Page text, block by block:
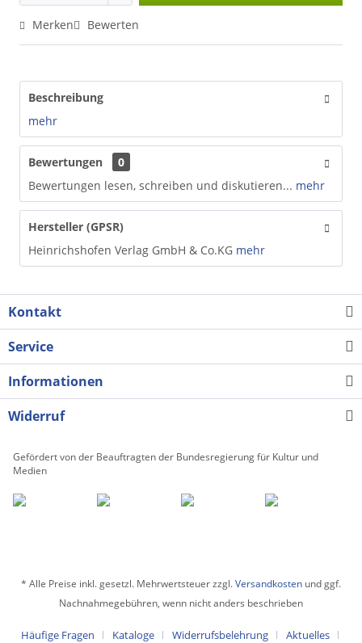
Merken Bewerten
Beschreibung
mehr
Bewertungen
0
Bewertungen lesen, schreiben und diskutieren... mehr
Hersteller (GPSR)
Heinrichshofen Verlag GmbH & Co.KG mehr
Kontakt
Service
Informationen
Widerruf
Gefördert von der Beauftragten der Bundesregierung für Kultur und
Medien
* Alle Preise inkl. gesetzl. Mehrwertsteuer zzgl.Versandkosten und ggf.
Nachnahmegebühren, wenn nicht anders beschrieben
Häufige Fragen Kataloge Widerrufsbelehrung Aktuelles